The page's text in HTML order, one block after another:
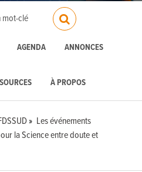
AGENDA ANNONCES
À PROPOS
Les événements
la Science entre doute et